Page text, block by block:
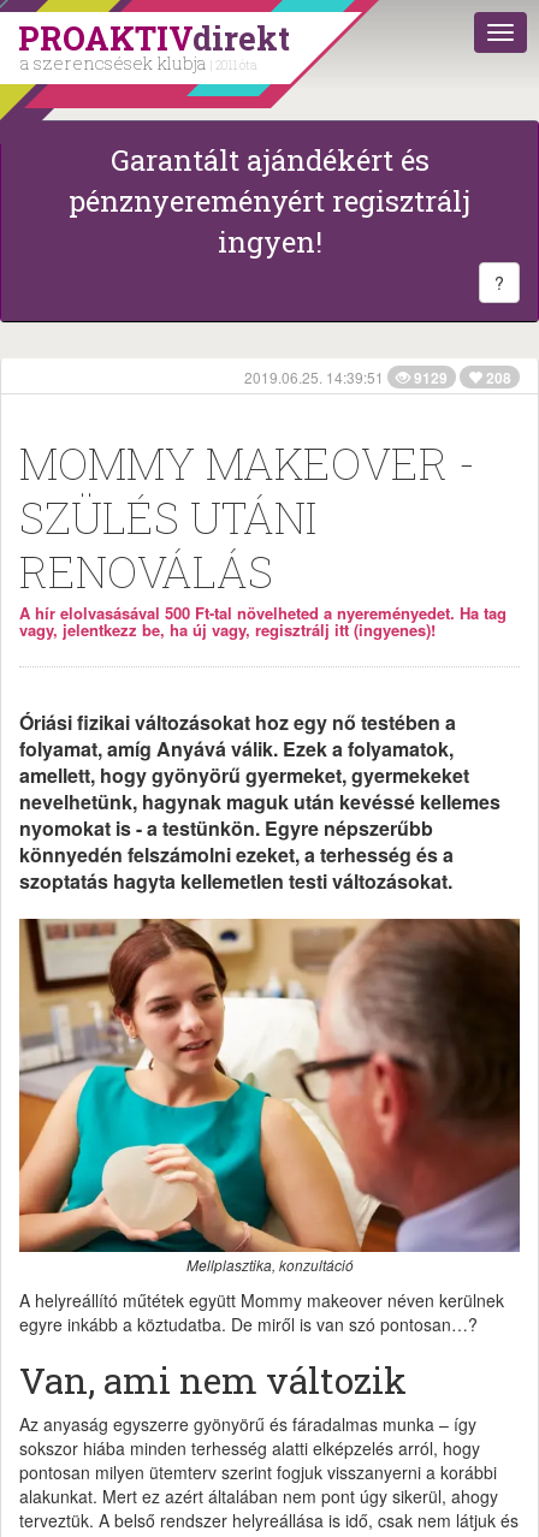
PROAKTIVdirekt
a szerencsések klubja | 2011 óta
Garantált ajándékért és
pénznyereményért regisztrálj
ingyen!
?
2019.06.25. 14:39:51 9129 208
MOMMY MAKEOVER -
SZÜLÉS UTÁNI
RENOVÁLÁS
A hír elolvasásával 500 Ft-tal növelheted a nyereményedet. Ha tag
vagy, jelentkezz be, ha új vagy, regisztrálj itt (ingyenes)!
Óriási fizikai változásokat hoz egy nő testében a
folyamat, amíg Anyává válik. Ezek a folyamatok,
amellett, hogy gyönyörű gyermeket, gyermekeket
nevelhetünk, hagynak maguk után kevéssé kellemes
nyomokat is - a testünkön. Egyre népszerűbb
könnyedén felszámolni ezeket, a terhesség és a
szoptatás hagyta kellemetlen testi változásokat.
Mellplasztika, konzultáció
A helyreállító műtétek együtt Mommy makeover néven kerülnek
egyre inkább a köztudatba. De miről is van szó pontosan…?
Van, ami nem változik
Az anyaság egyszerre gyönyörű és fáradalmas munka – így
sokszor hiába minden terhesség alatti elképzelés arról, hogy
pontosan milyen ütemterv szerint fogjuk visszanyerni a korábbi
alakunkat. Mert ez azért általában nem pont úgy sikerül, ahogy
terveztük. A belső rendszer helyreállása is idő, csak nem látjuk és